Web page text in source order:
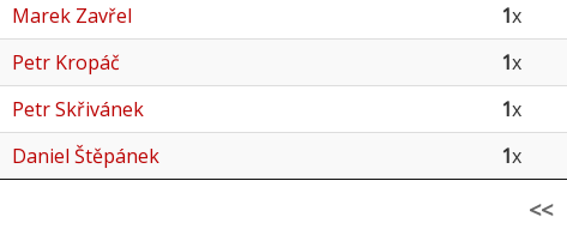
Marek Zavřel 1x
Petr Kropáč 1x
Petr Skřivánek 1x
Daniel Štěpánek 1x
<<